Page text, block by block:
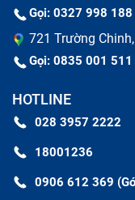
Gọi: 0327 998 188
721 Trường
Gọi: 0835 001 511
HOTLINE
028 3957 2222
18001236
0906 612 369